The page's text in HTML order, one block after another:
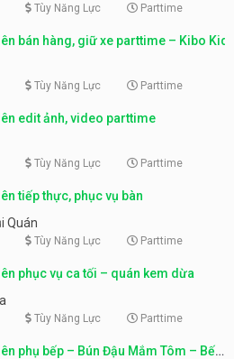
Tùy Năng Lực Parttime
bán hàng, giữ xe parttime – Kibo Kid
Tùy Năng Lực Parttime
edit ảnh, video parttime
Tùy Năng Lực Parttime
tiếp thực, phục vụ bàn
Quán
Tùy Năng Lực Parttime
phục vụ ca tối – quán kem dừa
Tùy Năng Lực Parttime
phụ bếp – Bún Đậu Mắm Tôm – Bếp